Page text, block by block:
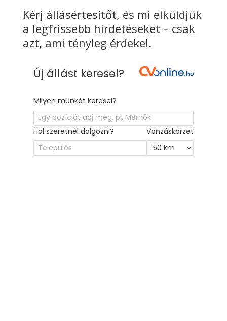
Kérj állásértesítőt, és mi elküldjük
a legfrissebb hirdetéseket – csak
azt, ami tényleg érdekel.